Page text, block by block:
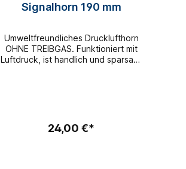
Signalhorn 190 mm
Umweltfreundliches Drucklufthorn
OHNE TREIBGAS. Funktioniert mit
Luftdruck, ist handlich und sparsam.
24,00 €*